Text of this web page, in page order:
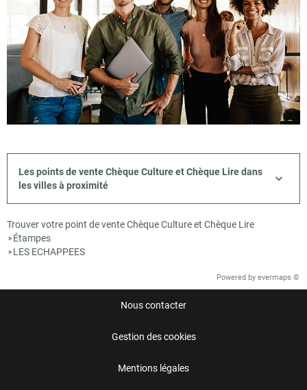
Les points de vente Chèque Culture et Chèque Lire dans
les villes à proximité
Trouver votre point de vente Chèque Culture et Chèque Lire
> Étampes
> LES ECHAPPEES
Powered by evermaps ©
Nous contacter
Gestion des cookies
Mentions légales